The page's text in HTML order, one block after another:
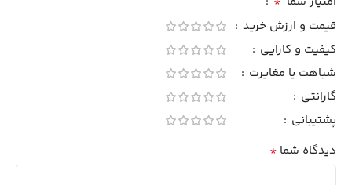
قیمت و ارزش خرید
کیفیت و کارایی
شباهت یا مغایرت
گارانتی
پشتیبانی
دیدگاه شما *